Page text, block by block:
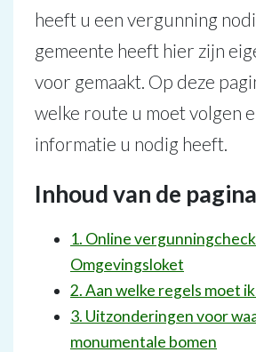
heeft u een vergunning
gemeente heeft hier zijn
voor gemaakt. Op deze
welke route u moet volgen
informatie u nodig heeft.
Inhoud van de pagina
1. Online
Omgevingsloket
2. Aan welke regels moet
3. Uitzonderingen voor
monumentale bomen